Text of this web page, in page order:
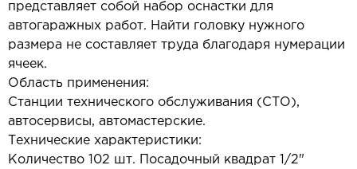
представляет собой набор оснастки для
автогаражных работ. Найти головку нужного
размера не составляет труда благодаря нумерации
ячеек.
Область применения:
Станции технического обслуживания (СТО),
автосервисы, автомастерские.
Технические характеристики:
Количество 102 шт. Посадочный квадрат 1/2"